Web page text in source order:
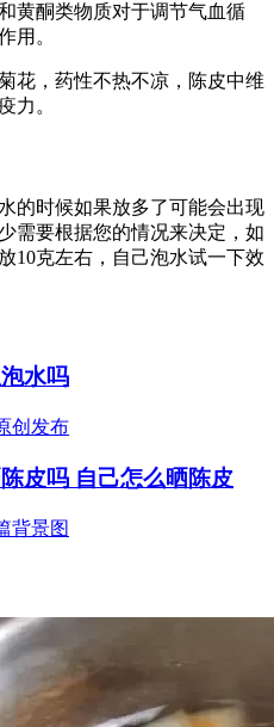
黄酮类物质对于调节气血循
用。
花，药性不热不凉，陈皮中维
力。
的时候如果放多了可能会出现
需要根据您的情况来决定，如
10克左右，自己泡水试一下效
水吗
创发布
皮吗 自己怎么晒陈皮